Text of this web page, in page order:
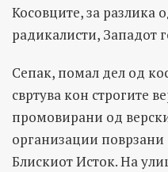
Косовците, за разлика
радикалисти, Западот
Сепак, помал дел од
свртува кон строгите
промовирани од
организации поврзани
Блискиот Исток. На